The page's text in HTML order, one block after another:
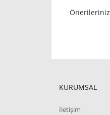
Önerileriniz
KURUMSAL
İletişim